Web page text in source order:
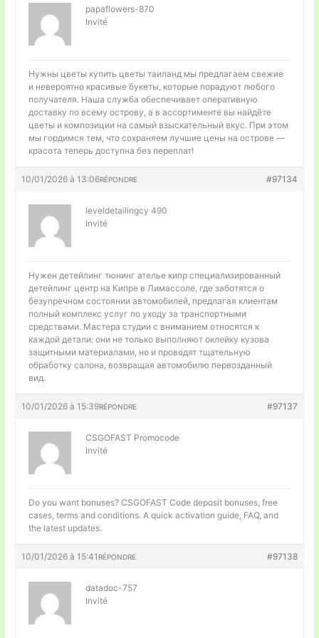
papaflowers-870
Invité
Нужны цветы купить цветы таиланд мы предлагаем свежие
и невероятно красивые букеты, которые порадуют любого
получателя. Наша служба обеспечивает оперативную
доставку по всему острову, а в ассортименте вы найдёте
цветы и композиции на самый взыскательный вкус. При этом
мы гордимся тем, что сохраняем лучшие цены на острове —
красота теперь доступна без переплат!
10/01/2026 à 13:06 #97134
RÉPONDRE
leveldetailingcy 490
Invité
Нужен детейлингтюнинг ателье кипр специализированный
детейлинг центр на Кипре в Лимассоле, где заботятся о
безупречном состоянии автомобилей, предлагая клиентам
полный комплекс услуг по уходу за транспортными
средствами. Мастера студии с вниманием относятся к
каждой детали: они не только выполняют оклейку кузова
защитными материалами, но и проводят тщательную
обработку салона, возвращая автомобилю первозданный
вид.
10/01/2026 à 15:39 #97137
RÉPONDRE
CSGOFAST Promocode
Invité
Do you want bonuses?CSGOFAST Code deposit bonuses, free
cases, terms and conditions. A quick activation guide, FAQ, and
the latest updates.
10/01/2026 à 15:41 #97138
RÉPONDRE
datadoc-757
Invité